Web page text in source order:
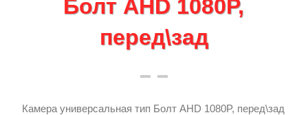
Камера универсальная тип Болт AHD 1080P, перед\зад